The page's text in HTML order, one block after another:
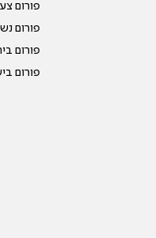
פורום
פורום
פורום
פורום